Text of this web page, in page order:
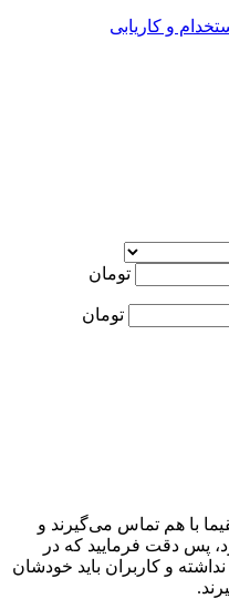
و کاریابی
تومان
تومان
با هم تماس می‌گیرند و
پس دقت فرمایید که در
و کاربران باید خودشان